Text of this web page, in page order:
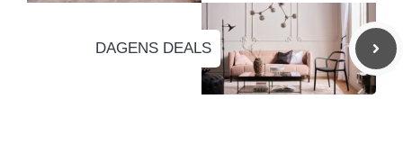
DAGENS DEALS